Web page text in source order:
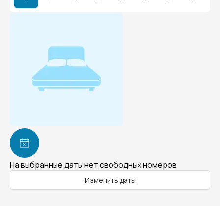
На выбранные даты нет свободных номеров
Изменить даты